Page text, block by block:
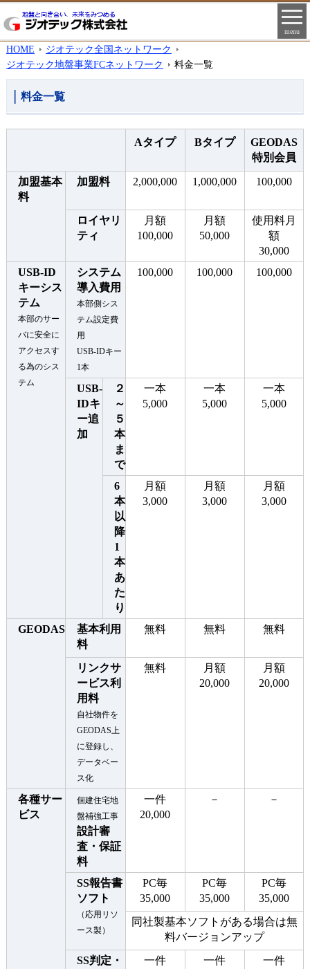
menu
HOME
ジオテック全国ネットワーク
ジオテック地盤事業FCネットワーク
料金一覧
料金一覧
Aタイプ Bタイプ
GEODAS
特別会員
加盟基本
料
加盟料 2,000,000 1,000,000 100,000
ロイヤリ
ティ
月額
100,000
月額
50,000
使用料月
額
30,000
USB-ID
キーシス
テム
本部のサー
バに安全に
アクセスす
る為のシス
テム
システム
導入費用
本部側シス
テム設定費
用
USB-IDキー
1本
100,000 100,000 100,000
USB-
IDキ
ー追
加
２
～
５
本
ま
で
一本
5,000
一本
5,000
一本
5,000
6
本
以
降
1
本
あ
た
り
月額
3,000
月額
3,000
月額
3,000
GEODAS
基本利用
料
無料 無料 無料
リンクサ
ービス利
用料
自社物件を
GEODAS上
に登録し、
データベー
ス化
無料
月額
20,000
月額
20,000
各種サー
ビス
個建住宅地
盤補強工事
設計審
査・保証
料
一件
20,000
－ －
SS報告書
ソフト
（応用リソ
ース製）
PC毎
35,000
PC毎
35,000
PC毎
35,000
同社製基本ソフトがある場合は無
料バージョンアップ
SS判定・
一件
一件
一件